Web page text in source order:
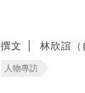
撰文 林欣誼（
人物專訪